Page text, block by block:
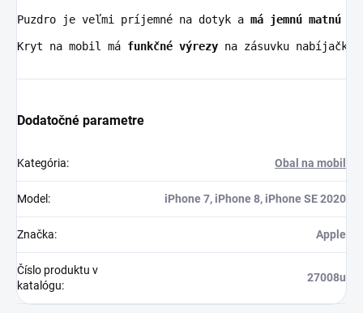
Puzdro je veľmi príjemné na dotyk a má jemnú matnú
Kryt na mobil má funkčné výrezy na zásuvku
Dodatočné parametre
Kategória: Obal na mobil
Model : iPhone 7, iPhone 8, iPhone SE 2020
Značka: Apple
Číslo produktu v
katalógu:
27008u